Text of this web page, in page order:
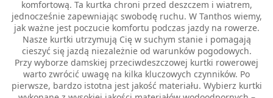
komfortową. Ta kurtka chroni przed deszczem i wiatrem,
jednocześnie zapewniając swobodę ruchu. W Tanthos wiemy,
jak ważne jest poczucie komfortu podczas jazdy na rowerze.
Nasze kurtki utrzymują Cię w suchym stanie i pomagają
cieszyć się jazdą niezależnie od warunków pogodowych.
Przy wyborze damskiej przeciwdeszczowej kurtki rowerowej
warto zwrócić uwagę na kilka kluczowych czynników. Po
pierwsze, bardzo istotna jest jakość materiału. Wybierz kurtki